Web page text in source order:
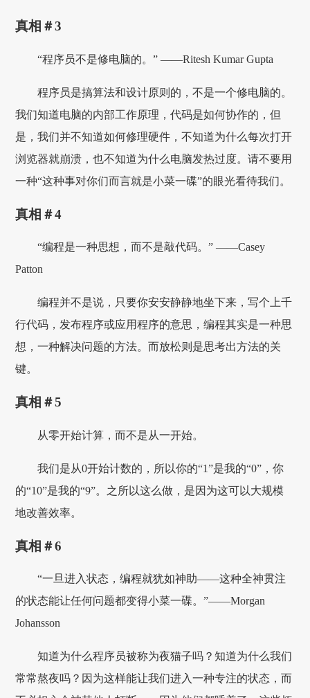
真相＃3
“程序员不是修电脑的。” ——Ritesh Kumar Gupta
程序员是搞算法和设计原则的，不是一个修电脑的。
我们知道电脑的内部工作原理，代码是如何协作的，但
是，我们并不知道如何修理硬件，不知道为什么每次打开
浏览器就崩溃，也不知道为什么电脑发热过度。请不要用
一种“这种事对你们而言就是小菜一碟”的眼光看待我们。
真相＃4
“编程是一种思想，而不是敲代码。” ——Casey
Patton
编程并不是说，只要你安安静静地坐下来，写个上千
行代码，发布程序或应用程序的意思，编程其实是一种思
想，一种解决问题的方法。而放松则是思考出方法的关
键。
真相＃5
从零开始计算，而不是从一开始。
我们是从0开始计数的，所以你的“1”是我的“0”，你
的“10”是我的“9”。之所以这么做，是因为这可以大规模
地改善效率。
真相＃6
“一旦进入状态，编程就犹如神助——这种全神贯注
的状态能让任何问题都变得小菜一碟。”——Morgan
Johansson
知道为什么程序员被称为夜猫子吗？知道为什么我们
常常熬夜吗？因为这样能让我们进入一种专注的状态，而